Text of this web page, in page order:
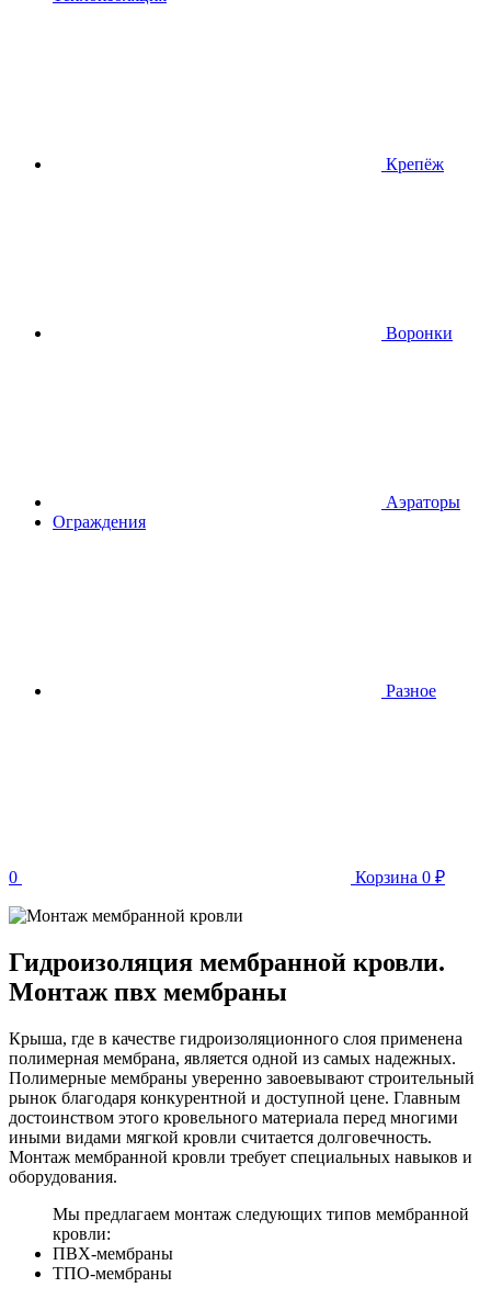
Крепёж
Воронки
Аэраторы
Ограждения
Разное
0 Корзина 0 ₽
Гидроизоляция мембранной кровли.
Монтаж пвх мембраны
Крыша, где в качестве гидроизоляционного слоя применена
полимерная мембрана, является одной из самых надежных.
Полимерные мембраны уверенно завоевывают строительный
рынок благодаря конкурентной и доступной цене. Главным
достоинством этого кровельного материала перед многими
иными видами мягкой кровли считается долговечность.
Монтаж мембранной кровли требует специальных навыков и
оборудования.
Мы предлагаем монтаж следующих типов мембранной
кровли:
ПВХ-мембраны
ТПО-мембраны